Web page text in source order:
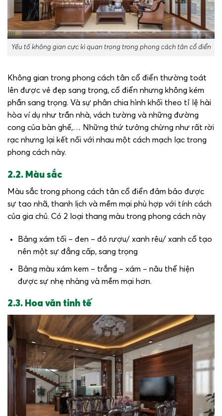
Yếu tố không gian cực kì quan trọng trong phong cách tân cổ điển
Không gian trong phong cách tân cổ điển thường toát
lên được vẻ đẹp sang trọng, cổ điển nhưng không kém
phần sang trọng. Và sự phân chia hình khối theo tỉ lệ hài
hòa ví dụ như trần nhà, vách tường và những đường
cong của bàn ghế,… Những thứ tưởng chừng như rất rời
rạc nhưng lại kết nối với nhau một cách mạch lạc trong
phong cách này.
2.2. Màu sắc
Màu sắc trong phong cách tân cổ điển đảm bảo được
sự tao nhã, thanh lịch và mềm mại phù hợp với tính cách
của gia chủ. Có 2 loại thang màu trong phong cách này
Bảng xám tối – đen – đỏ rượu/ xanh rêu/ xanh cổ tạo
nên một sự đẳng cấp, sang trọng
Bảng màu xám kem – trắng – xám – nâu thể hiện
được sự nhẹ nhàng và mềm mại hơn.
2.3. Hoa văn tinh tế